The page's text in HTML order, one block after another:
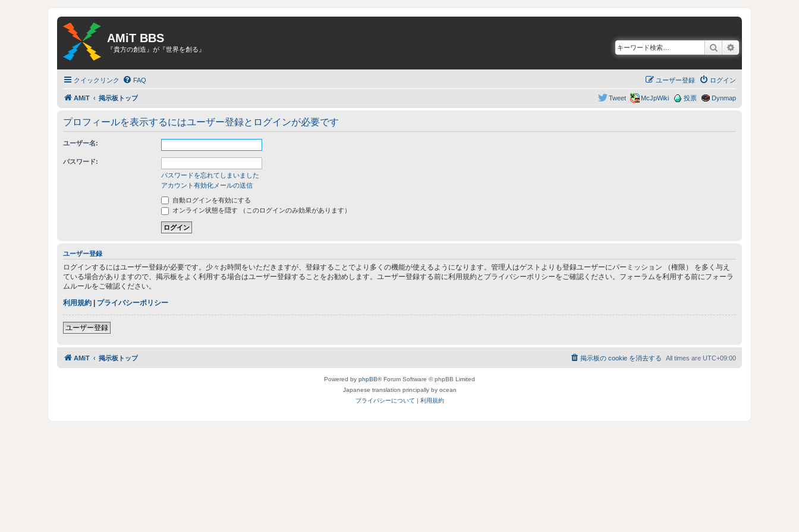
AMiT BBS
『貴方の創造』が『世界を創る』 検索
クイックリンク FAQ ログイン
ユーザー登録
AMiT 掲示板トップ Dynmap
投票
McJpWiki
Tweet
プロフィールを表示するにはユーザー登録とログインが必要です
ユーザー名:
パスワード:
パスワードを忘れてしまいました
アカウント有効化メールの送信
自動ログインを有効にする
オンライン状態を隠す （このログインのみ効果があります）
ユーザー登録
ログインするにはユーザー登録が必要です。少々お時間をいただきますが、登録することでより多くの機能が使えるようになります。管理人はゲストよりも登録ユーザーにパーミッション （権限） を多く与え
ている場合がありますので、掲示板をよく利用する場合はユーザー登録することをお勧めします。ユーザー登録する前に利用規約とプライバシーポリシーをご確認ください。フォーラムを利用する前にフォーラ
ムルールをご確認ください。
利用規約
プライバシーポリシー
ユーザー登録
AMiT 掲示板トップ All times are UTC+09:00
掲示板の cookie を消去する
Powered by phpBB® Forum Software © phpBB Limited
Japanese translation principally by ocean
プライバシーについて | 利用規約